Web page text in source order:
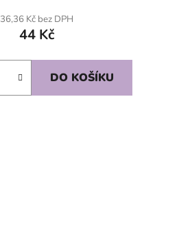
36,36 Kč bez DPH
44 Kč
DO KOŠÍKU